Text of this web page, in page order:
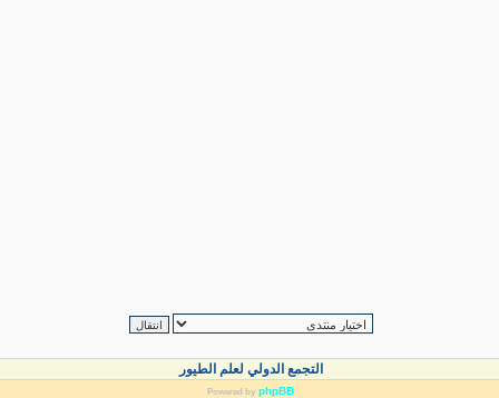
التجمع الدولي لعلم الطيور
Powered byphpBB